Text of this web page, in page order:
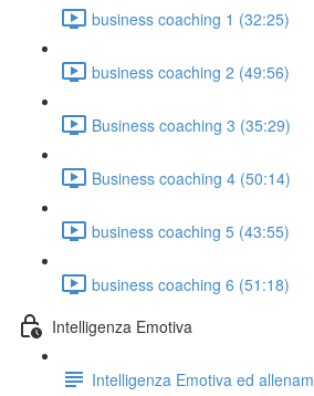
business coaching 1 (32:25)
business coaching 2 (49:56)
Business coaching 3 (35:29)
Business coaching 4 (50:14)
business coaching 5 (43:55)
business coaching 6 (51:18)
Intelligenza Emotiva
Intelligenza Emotiva ed